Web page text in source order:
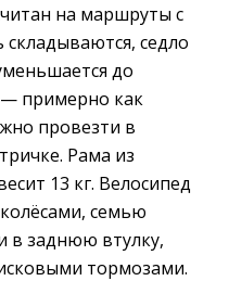
на маршруты с
седло
до
— примерно как
провезти в
Рама из
13 кг. Велосипед
семью
в заднюю втулку,
тормозами.